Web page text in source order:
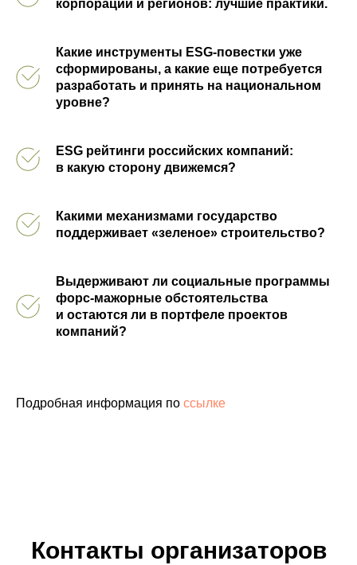
корпораций и регионов: лучшие практики.
Какие инструменты ESG-повестки уже
сформированы, а какие еще потребуется
разработать и принять на национальном
уровне?
ESG рейтинги российских компаний:
в какую сторону движемся?
Какими механизмами государство
поддерживает «зеленое» строительство?
Выдерживают ли социальные программы
форс-мажорные обстоятельства
и остаются ли в портфеле проектов
компаний?
Подробная информация по ссылке
Контакты организаторов